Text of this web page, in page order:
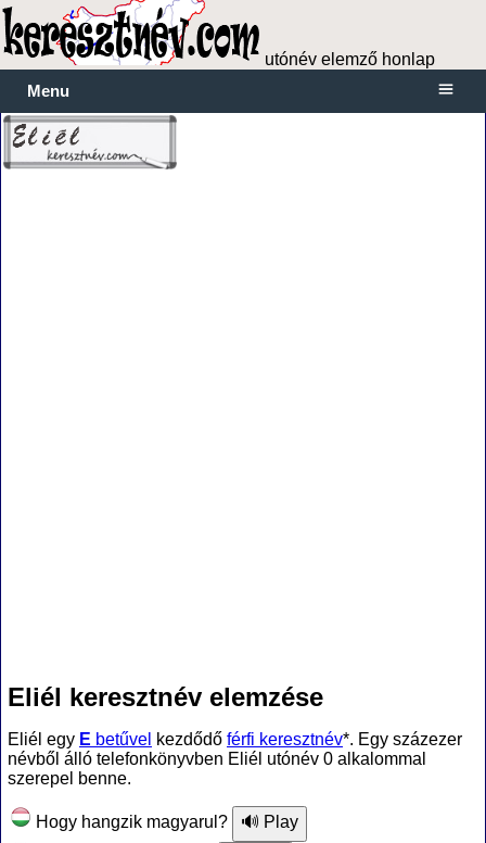
utónév elemző honlap
Menu
Eliél keresztnév elemzése
Eliél egy E betűvel kezdődő férfi keresztnév*. Egy százezer
névből álló telefonkönyvben Eliél utónév 0 alkalommal
szerepel benne.
Hogy hangzik magyarul?